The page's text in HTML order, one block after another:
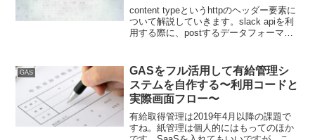
urlencodedの違い
content typeというhttpのヘッダー要素に
ついて解説していきます。slack apiを利
用する際に、postするデータフォーマッ
ッドシート関数での作成方法などを紹介
していきます。
GAS
GASをフル活用して有給管理シ
ステムを自作する〜利用コードと
実際画面フロー〜
有給取得管理は2019年4月以降の課題で
すね。紙管理は個人的にはもってのほか